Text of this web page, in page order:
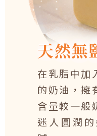
天然無
在乳脂中加
的奶油，擁
含量較一般
迷人圓潤